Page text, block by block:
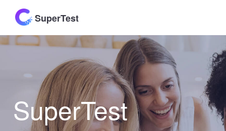
SuperTest
SuperTest